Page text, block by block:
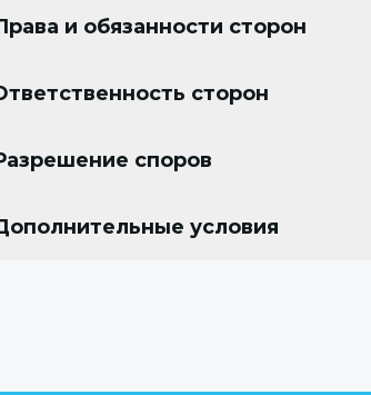
и обязанности сторон
сторон
споров
условия